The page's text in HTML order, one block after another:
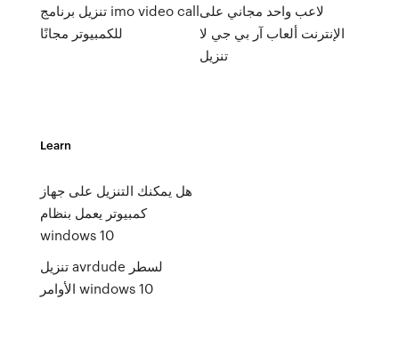
تنزيل برنامج imo video call
للكمبيوتر مجانًا
لاعب واحد مجاني على
الإنترنت ألعاب آر بي جي لا
تنزيل
Learn
هل يمكنك التنزيل على جهاز
كمبيوتر يعمل بنظام
windows 10
تنزيل avrdude لسطر
الأوامر windows 10